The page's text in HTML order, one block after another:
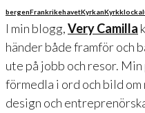
bergenFrankrikehavetKyrkanKyrkklocka
I min blogg,Very Camilla
händer både framför och
ute på jobb och resor.
förmedla i ord och bild
design och